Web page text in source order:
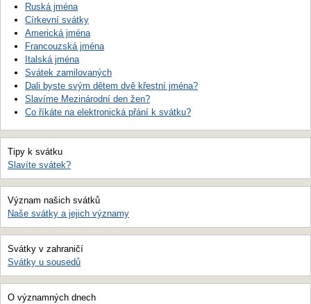
Ruská jména
Církevní svátky
Americká jména
Francouzská jména
Italská jména
Svátek zamilovaných
Dali byste svým dětem dvě křestní jména?
Slavíme Mezinárodní den žen?
Co říkáte na elektronická přání k svátku?
Tipy k svátku
Slavíte svátek?
Význam našich svátků
Naše svátky a jejich významy
Svátky v zahraničí
Svátky u sousedů
O významných dnech